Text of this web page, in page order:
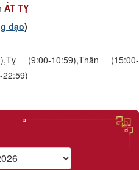
ẤT TỴ
đạo)
(9:00-10:59),Thân (15:00-
22:59)